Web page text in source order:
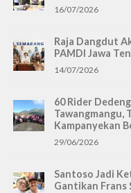
16/07/2026
Raja Dangdut
PAMDI Jawa
14/07/2026
60 Rider
Tawangmangu,
Kampanyekan
29/06/2026
Santoso Jadi
Gantikan Frans